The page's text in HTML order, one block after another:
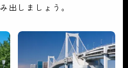
出しましょう。